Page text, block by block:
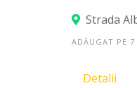
Strada
ADĂUGAT PE
Detalii